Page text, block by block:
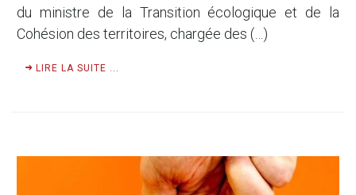
du ministre de la Transition écologique et de la
Cohésion des territoires, chargée des (…)
LIRE LA SUITE ...